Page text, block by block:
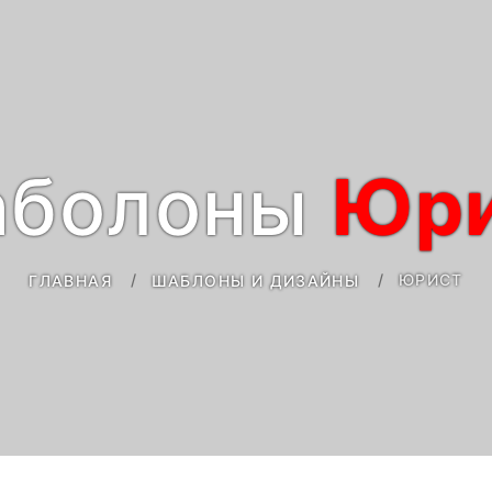
ГЛАВНАЯ ШАБЛОНЫ И ДИЗАЙНЫ ЮРИСТ
Coach
– шаблон